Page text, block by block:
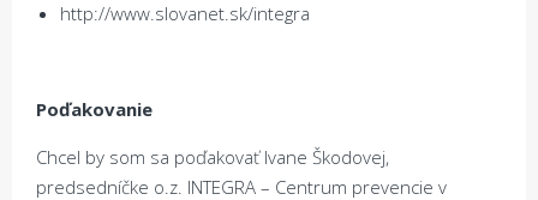
http://www.slovanet.sk/integra
Poďakovanie
Chcel by som sa poďakovať Ivane Škodovej,
predsedníčke o.z. INTEGRA – Centrum prevencie v